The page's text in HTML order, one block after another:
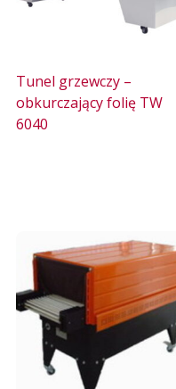
Tunel grzewczy –
obkurczający folię TW
6040